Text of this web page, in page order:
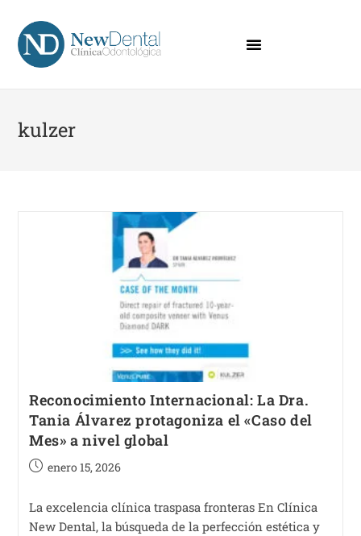
kulzer
Reconocimiento Internacional: La Dra.
Tania Álvarez protagoniza el «Caso del
Mes» a nivel global
enero 15, 2026
La excelencia clínica traspasa fronteras En Clínica
New Dental, la búsqueda de la perfección estética y